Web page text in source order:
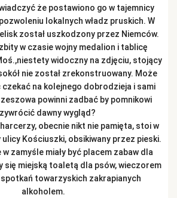
że postawiono go w tajemnicy
lokalnych władz pruskich. W
został uszkodzony przez Niemców.
w czasie wojny medalion i tablicę
widoczny na zdjęciu, stojący
nie został zrekonstruowany. Może
na kolejnego dobrodzieja i sami
powinni zadbać by pomnikowi
dawny wygląd?
obecnie nikt nie pamięta, stoi w
Kościuszki, obsikiwany przez pieski.
zamyśle miały być placem zabaw dla
się miejską toaletą dla psów, wieczorem
towarzyskich zakrapianych
alkoholem.